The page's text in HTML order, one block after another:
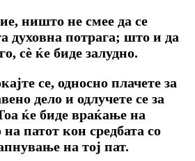
ништо не смее да се
духовна потрага; што и да
сѐ ќе биде залудно.
се, односно плачете за
дело и одлучете се за
ќе биде враќање на
патот кон средбата со
на тој пат.